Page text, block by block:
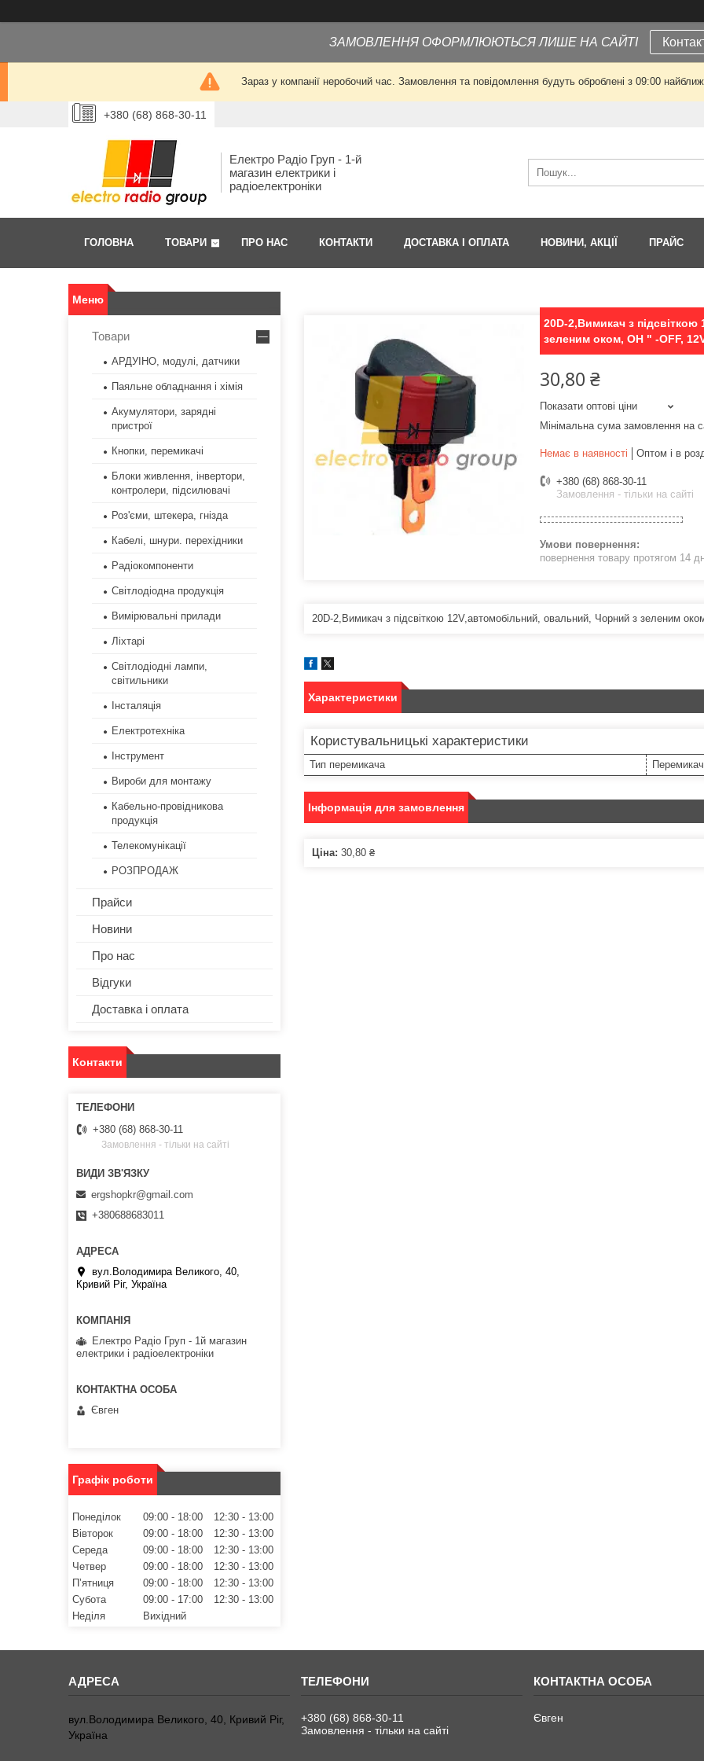
ЗАМОВЛЕННЯ ОФОРМЛЮЮТЬСЯ ЛИШЕ НА САЙТІ
Зараз у компанії неробочий час. Замовлення та повідомлення будуть оброблені з 09:00
+380 (68) 868-30-11
Електро Радіо Груп - 1-й
магазин електрики і
радіоелектроніки
ГОЛОВНА ТОВАРИ ПРО НАС КОНТАКТИ ДОСТАВКА І ОПЛАТА НОВИНИ, АКЦІЇ ПРАЙС
20D-2,Вимикач з
зеленим оком, ОН " -OFF,
30,80 ₴
Показати оптові ціни
Мінімальна сума замовлення на
Немає в наявності Оптом і в
+380 (68) 868-30-11
Замовлення - тільки на сайті
повернення товару протягом 14
20D-2,Вимикач з підсвіткою 12V,автомобільний, овальний, Чорний з зеленим
Характеристики
Користувальницькі характеристики
Тип перемикача
Інформація для замовлення
Ціна: 30,80 ₴
Товари
АРДУІНО, модулі, датчики
Паяльне обладнання і хімія
Акумулятори, зарядні
пристрої
Кнопки, перемикачі
Блоки живлення, інвертори,
контролери, підсилювачі
Роз'єми, штекера, гнізда
Кабелі, шнури. перехідники
Радіокомпоненти
Світлодіодна продукція
Вимірювальні прилади
Ліхтарі
Світлодіодні лампи,
світильники
Інсталяція
Електротехніка
Інструмент
Вироби для монтажу
Кабельно-провідникова
продукція
Телекомунікації
РОЗПРОДАЖ
Прайси
Новини
Про нас
Відгуки
Доставка і оплата
Контакти
+380 (68) 868-30-11
Замовлення - тільки на сайті
ergshopkr@gmail.com
+380688683011
вул.Володимира Великого, 40,
Кривий Ріг, Україна
Електро Радіо Груп - 1й магазин
електрики і радіоелектроніки
Євген
Графік роботи
Понеділок 09:00 18:00 12:30
13:00
Вівторок
09:00 18:00 12:30
13:00
Середа
09:00 18:00 12:30
13:00
Четвер
09:00 18:00 12:30
13:00
Пʼятниця
09:00 18:00 12:30
13:00
Субота
09:00 17:00 12:30
13:00
Неділя
Вихідний
вул.Володимира Великого, 40, Кривий Ріг,
Україна
+380 (68) 868-30-11
Замовлення - тільки на сайті
Євген